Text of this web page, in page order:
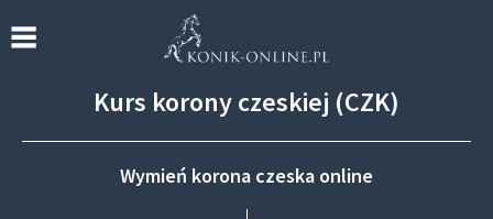
Kurs korony czeskiej (CZK)
Wymień korona czeska online